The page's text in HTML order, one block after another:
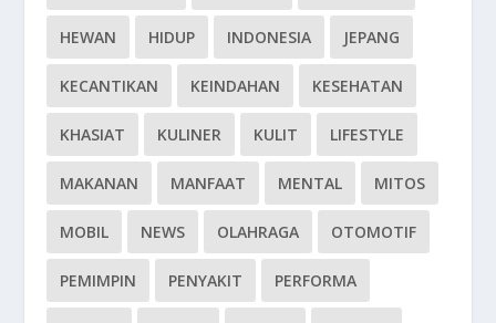
HEWAN HIDUP INDONESIA JEPANG
KECANTIKAN KEINDAHAN KESEHATAN
KHASIAT KULINER KULIT LIFESTYLE
MAKANAN MANFAAT MENTAL MITOS
MOBIL NEWS OLAHRAGA OTOMOTIF
PEMIMPIN PENYAKIT PERFORMA